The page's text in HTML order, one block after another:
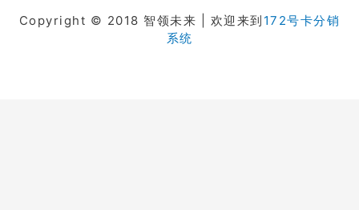
Copyright © 2018 智领未来 | 欢迎来到 172号卡分销
系统